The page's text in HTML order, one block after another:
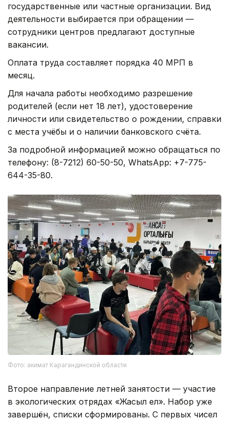
государственные или частные организации. Вид
деятельности выбирается при обращении —
сотрудники центров предлагают доступные
вакансии.
Оплата труда составляет порядка 40 МРП в
месяц.
Для начала работы необходимо разрешение
родителей (если нет 18 лет), удостоверение
личности или свидетельство о рождении, справки
с места учёбы и о наличии банковского счёта.
За подробной информацией можно обращаться по
телефону: (8-7212) 60-50-50, WhatsApp: +7-775-
644-35-80.
Фото: акимат Карагандинской области
Второе направление летней занятости — участие
в экологических отрядах «Жасыл ел». Набор уже
завершён, списки сформированы. С первых чисел